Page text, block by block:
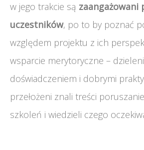
w jego trakcie są zaangażowani
uczestników, po to by poznać
względem projektu z ich
wsparcie merytoryczne –
doświadczeniem i dobrymi
przełożeni znali treści
szkoleń i wiedzieli czego